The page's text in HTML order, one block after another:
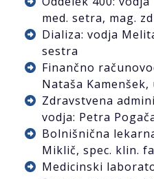
med. setra, mag.
Dializa: vodja
sestra
Finančno
Nataša
Zdravstvena
vodja: Petra
Bolnišnična
Miklič, spec. klin.
Medicinski